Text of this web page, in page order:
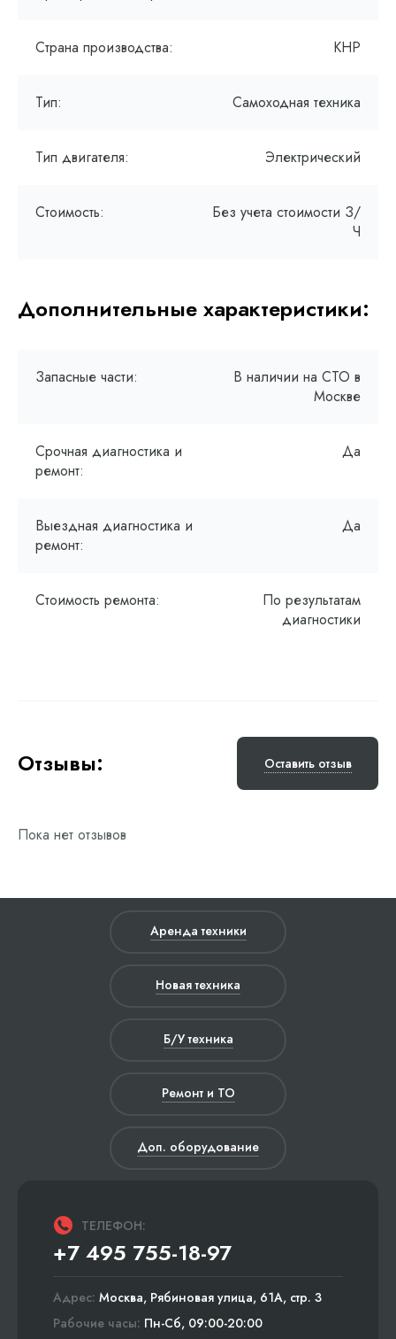
Страна производства: КНР
Тип: Самоходная техника
Тип двигателя: Электрический
Стоимость:
Без учета стоимости З/
Ч
Дополнительные характеристики:
Запасные части:
В наличии на СТО в
Москве
Срочная диагностика и
ремонт:
Да
Выездная диагностика и
ремонт:
Да
Стоимость ремонта:
По результатам
диагностики
Отзывы: Оставить отзыв
Пока нет отзывов
Аренда техники
Новая техника
Б/У техника
Ремонт и ТО
Доп. оборудование
ТЕЛЕФОН:
+7 495 755-18-97
Адрес: Москва, Рябиновая улица, 61А, стр. 3
Рабочие часы: Пн-Сб, 09:00-20:00